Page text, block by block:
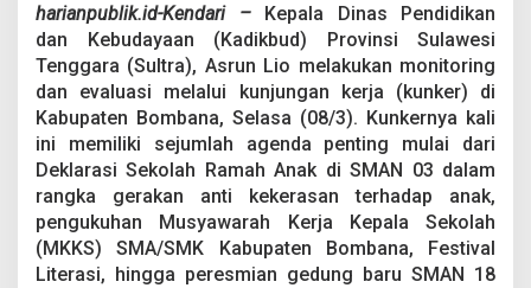
i
k
b
d
S
u
l
r
a
D
e
harianpublik.id-Kendari –Kepala Dinas Pendidikan
dan Kebudayaan (Kadikbud) Provinsi Sulawesi
Tenggara (Sultra), Asrun Lio melakukan monitoring
dan evaluasi melalui kunjungan kerja (kunker) di
Kabupaten Bombana, Selasa (08/3). Kunkernya kali
ini memiliki sejumlah agenda penting mulai dari
Deklarasi Sekolah Ramah Anak di SMAN 03 dalam
rangka gerakan anti kekerasan terhadap anak,
pengukuhan Musyawarah Kerja Kepala Sekolah
(MKKS) SMA/SMK Kabupaten Bombana, Festival
Literasi, hingga peresmian gedung baru SMAN 18